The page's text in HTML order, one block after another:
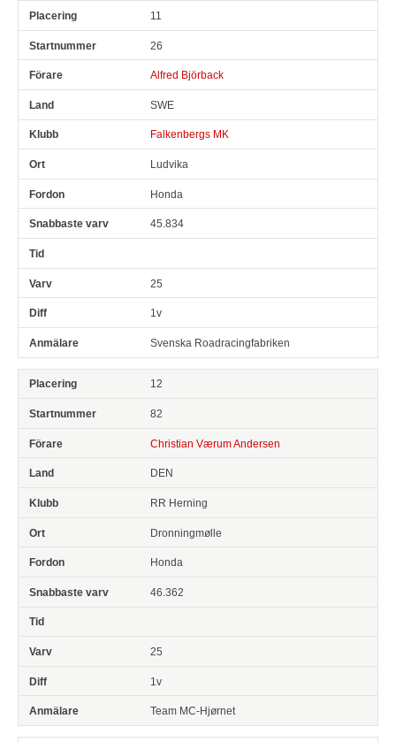
11
26
Alfred Björback
SWE
Falkenbergs MK
Ludvika
Honda
45.834
25
1v
Svenska Roadracingfabriken
12
82
Christian Værum Andersen
DEN
RR Herning
Dronningmølle
Honda
46.362
25
1v
Team MC-Hjørnet